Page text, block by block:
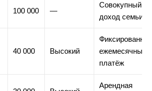
100 000 —
Совокупный
доход семьи
40 000 Высокий
ежемесячный
платёж
Арендная